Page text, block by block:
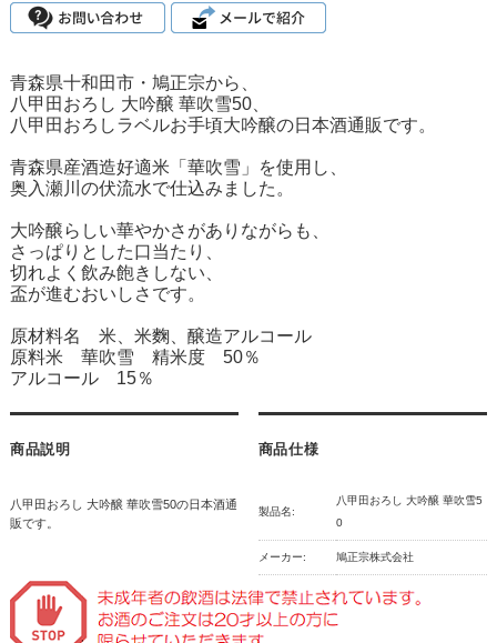
青森県十和田市・鳩正宗から、
八甲田おろし 大吟醸 華吹雪50、
八甲田おろしラベルお手頃大吟醸の日本酒通販です。
青森県産酒造好適米「華吹雪」を使用し、
奥入瀬川の伏流水で仕込みました。
大吟醸らしい華やかさがありながらも、
さっぱりとした口当たり、
切れよく飲み飽きしない、
盃が進むおいしさです。
原材料名 米、米麴、醸造アルコール
原料米 華吹雪 精米度 50％
アルコール 15％
商品説明
八甲田おろし 大吟醸 華吹雪50の日本酒通
販です。
商品仕様
製品名:
八甲田おろし 大吟醸 華吹雪5
0
メーカー: 鳩正宗株式会社